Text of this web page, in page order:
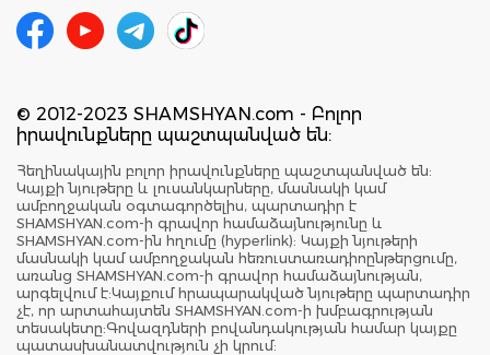
© 2012-2023 SHAMSHYAN.com - Բոլոր
իրավունքները պաշտպանված են:
Հեղինակային բոլոր իրավունքները պաշտպանված են:
Կայքի նյութերը և լուսանկարները, մասնակի կամ
ամբողջական օգտագործելիս, պարտադիր է
SHAMSHYAN.com-ի գրավոր համաձայնությունը և
SHAMSHYAN.com-ին հղումը (hyperlink): Կայքի նյութերի
մասնակի կամ ամբողջական հեռուստառադիոընթերցումը,
առանց SHAMSHYAN.com-ի գրավոր համաձայնության,
արգելվում է:Կայքում հրապարակված նյութերը պարտադիր
չէ, որ արտահայտեն SHAMSHYAN.com-ի խմբագրության
տեսակետը:Գովազդների բովանդակության համար կայքը
պատասխանատվություն չի կրում: